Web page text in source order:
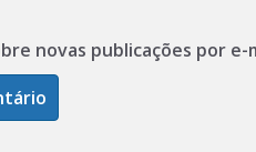
novas publicações por e-